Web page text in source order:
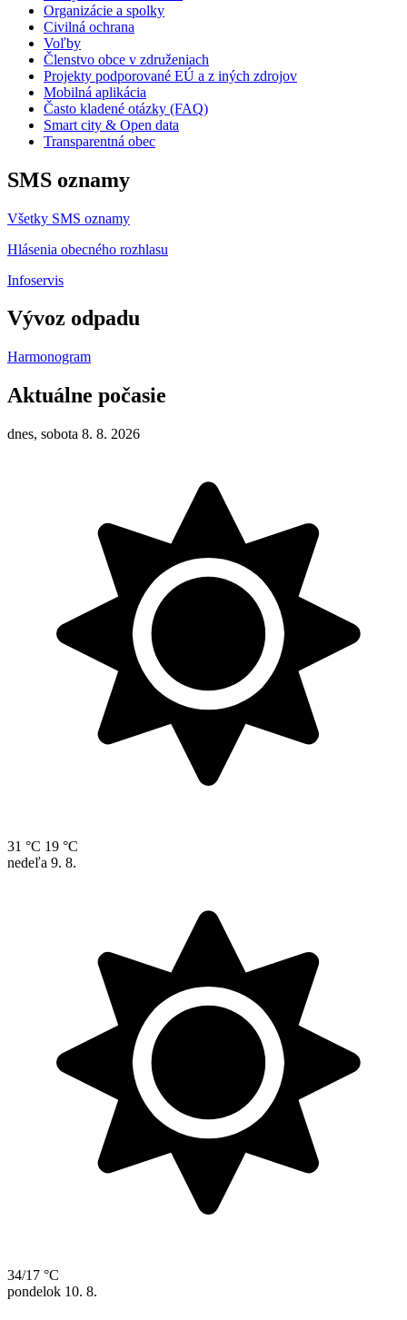
Organizácie a spolky
Civilná ochrana
Voľby
Členstvo obce v združeniach
Projekty podporované EÚ a z iných zdrojov
Mobilná aplikácia
Často kladené otázky (FAQ)
Smart city & Open data
Transparentná obec
SMS oznamy
Všetky SMS oznamy
Hlásenia obecného rozhlasu
Infoservis
Vývoz odpadu
Harmonogram
Aktuálne počasie
dnes, sobota 8. 8. 2026
31 °C 19 °C
nedeľa 9. 8.
34/17 °C
pondelok 10. 8.